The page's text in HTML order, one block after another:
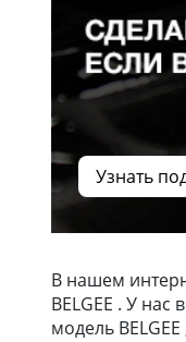
Узнать
В нашем
BELGEE . У
модель